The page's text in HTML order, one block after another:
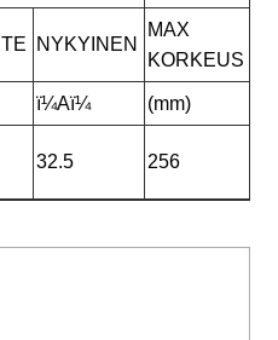
NYKYINEN
MAX
KORKEUS
ï¼Aï¼ (mm)
32.5 256